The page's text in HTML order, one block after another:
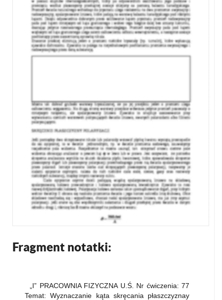
Fragment notatki:
„I” PRACOWNIA FIZYCZNA U.Ś. Nr ćwiczenia: 77
Temat: Wyznaczanie kąta skręcania płaszczyznay